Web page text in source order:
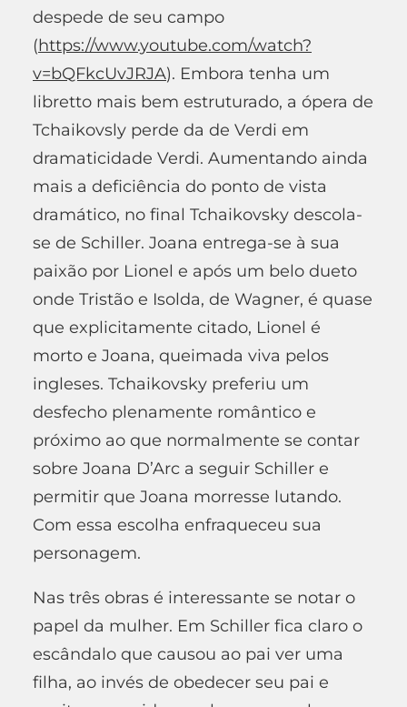
despede de seu campo
(https://www.youtube.com/watch?
v=bQFkcUvJRJA). Embora tenha um
libretto mais bem estruturado, a ópera de
Tchaikovsly perde da de Verdi em
dramaticidade Verdi. Aumentando ainda
mais a deficiência do ponto de vista
dramático, no final Tchaikovsky descola-
se de Schiller. Joana entrega-se à sua
paixão por Lionel e após um belo dueto
onde Tristão e Isolda, de Wagner, é quase
que explicitamente citado, Lionel é
morto e Joana, queimada viva pelos
ingleses. Tchaikovsky preferiu um
desfecho plenamente romântico e
próximo ao que normalmente se contar
sobre Joana D’Arc a seguir Schiller e
permitir que Joana morresse lutando.
Com essa escolha enfraqueceu sua
personagem.
Nas três obras é interessante se notar o
papel da mulher. Em Schiller fica claro o
escândalo que causou ao pai ver uma
filha, ao invés de obedecer seu pai e